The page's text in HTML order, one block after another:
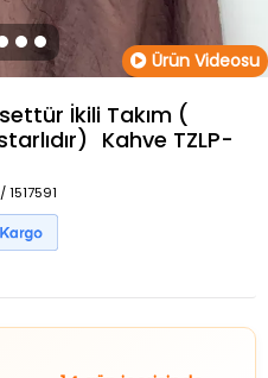
Ürün Videosu
İkili Takım (
Kahve TZLP-